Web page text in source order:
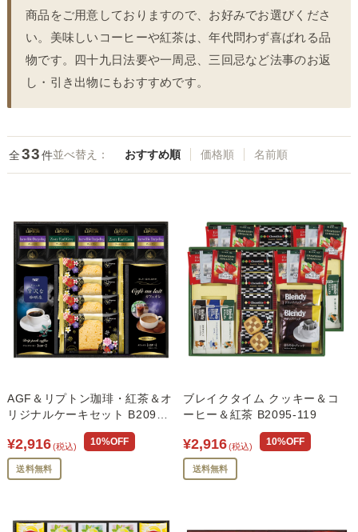
商品をご用意しておりますので、お好みでお選びくださ
い。美味しいコーヒーや紅茶は、年代問わず喜ばれる品
物です。四十九日法要や一周忌、三回忌など法事のお返
し・引き出物にもおすすめです。
全 33件並べ替え： おすすめ順 価格順 名前順
AGF＆リプトン珈琲・紅茶＆オ
リジナルケーキセット B2095-
¥2,916(税込) 10%OFF
送料無料
ブレイクタイム クッキー＆コ
ーヒー＆紅茶 B2095-119
¥2,916(税込) 10%OFF
送料無料